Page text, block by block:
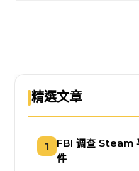
精選文章
1
FBI 调查 Steam
件